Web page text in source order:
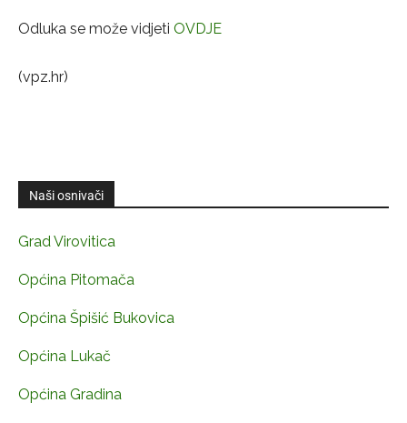
Odluka se može vidjeti OVDJE
(vpz.hr)
Naši osnivači
Grad Virovitica
Općina Pitomača
Općina Špišić Bukovica
Općina Lukač
Općina Gradina